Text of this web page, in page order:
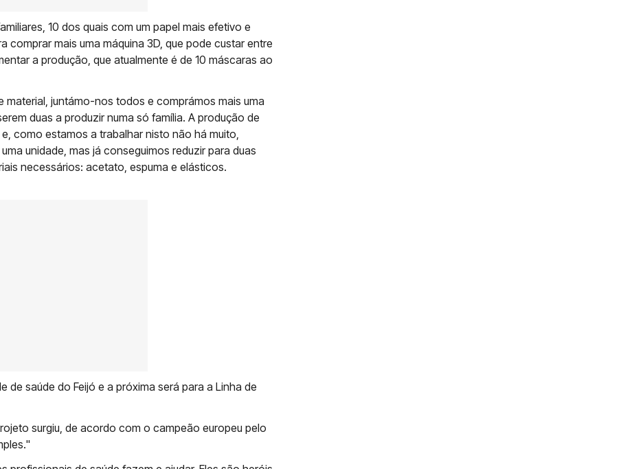
10 dos quais com um papel mais efetivo e
comprar mais uma máquina 3D, que pode custar entre
a produção, que atualmente é de 10 máscaras ao
material, juntámo-nos todos e comprámos mais uma
duas a produzir numa só família. A produção de
como estamos a trabalhar nisto não há muito,
unidade, mas já conseguimos reduzir para duas
necessários: acetato, espuma e elásticos.
de saúde do Feijó e a próxima será para a Linha de
surgiu, de acordo com o campeão europeu pelo